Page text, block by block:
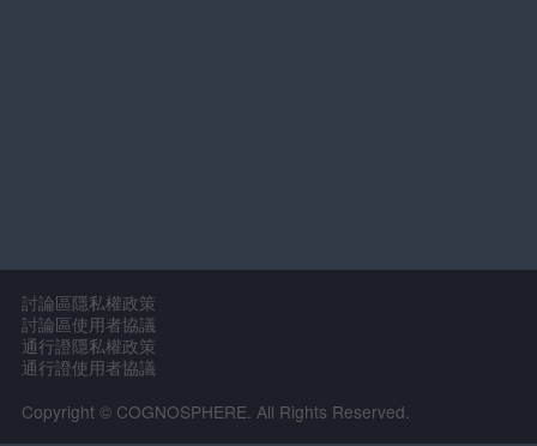
討論區隱私權政策
討論區使用者協議
通行證隱私權政策
通行證使用者協議
Copyright © COGNOSPHERE. All Rights Reserved.